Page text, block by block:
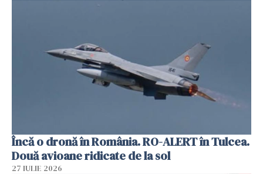
Încă o dronă în România. RO-ALERT în Tulcea.
Două avioane ridicate de la sol
27 IULIE 2026